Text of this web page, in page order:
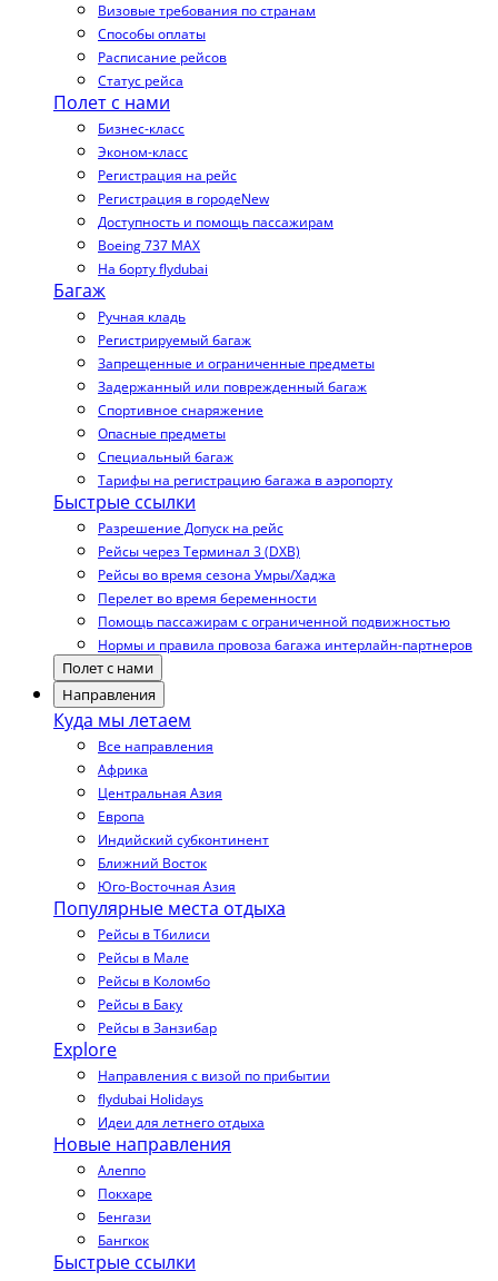
Визовые требования по странам
Способы оплаты
Расписание рейсов
Статус рейса
Полет с нами
Бизнес-класс
Эконом-класс
Регистрация на рейс
Регистрация в городеNew
Доступность и помощь пассажирам
Boeing 737 MAX
На борту flydubai
Багаж
Ручная кладь
Регистрируемый багаж
Запрещенные и ограниченные предметы
Задержанный или поврежденный багаж
Спортивное снаряжение
Опасные предметы
Специальный багаж
Тарифы на регистрацию багажа в аэропорту
Быстрые ссылки
Разрешение Допуск на рейс
Рейсы через Терминал 3 (DXB)
Рейсы во время сезона Умры/Хаджа
Перелет во время беременности
Помощь пассажирам с ограниченной подвижностью
Нормы и правила провоза багажа интерлайн-партнеров
Полет с нами
Направления
Куда мы летаем
Все направления
Африка
Центральная Азия
Европа
Индийский субконтинент
Ближний Восток
Юго-Восточная Азия
Популярные места отдыха
Рейсы в Тбилиси
Рейсы в Мале
Рейсы в Коломбо
Рейсы в Баку
Рейсы в Занзибар
Explore
Направления с визой по прибытии
flydubai Holidays
Идеи для летнего отдыха
Новые направления
Алеппо
Покхаре
Бенгази
Бангкок
Быстрые ссылки